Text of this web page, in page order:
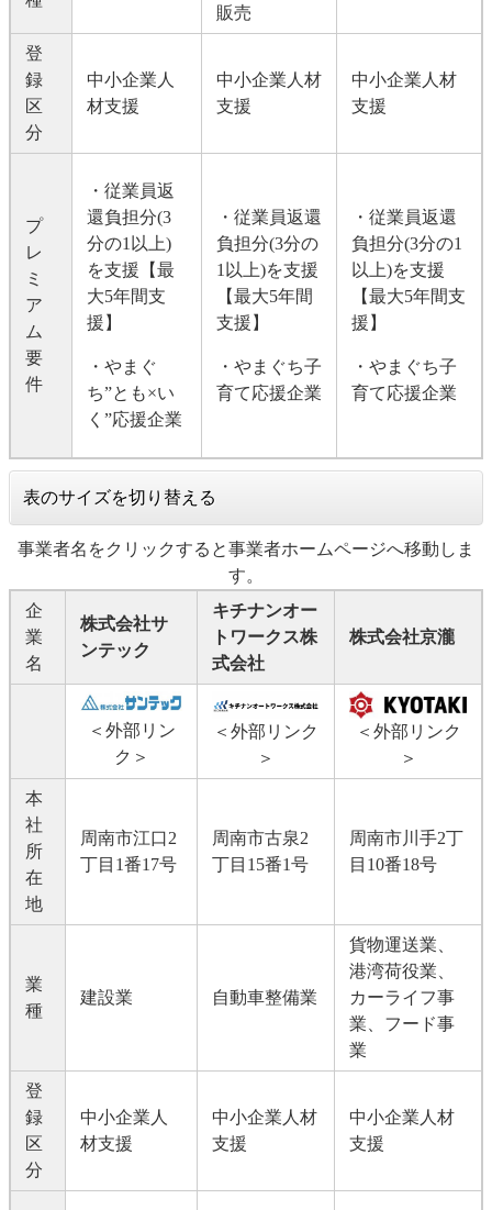
販売
登
録
区
分
中小企業人
材支援
中小企業人材
支援
​​中小企業人材
支援
プ
レ
ミ
ア
ム
要
件
・従業員返
還負担分(3
分の1以上)
を支援【最
大5年間支
援】
・やまぐ
ち”とも×い
く”応援企業
・従業員返還
負担分(3分の
1以上)を支援
【最大5年間
支援】
・やまぐち子
育て応援企業
・従業員返還
負担分(3分の1
以上)を支援
【最大5年間支
援】
・やまぐち子
育て応援企業
表のサイズを切り替える
事業者名をクリックすると事業者ホームページへ移動しま
す。
企
業
名
株式会社サ
ンテック
キチナンオー
トワークス株
式会社
株式会社京瀧
＜外部リン
ク＞
＜外部リンク
＞
＜外部リンク
＞
本
社
所
在
地
周南市江口2
丁目1番17号
周南市古泉2
丁目15番1号
周南市川手2丁
目10番18号
業
種
建設業 自動車整備業
貨物運送業、
港湾荷役業、
カーライフ事
業、フード事
業
登
録
区
分
中小企業人
材支援
中小企業人材
支援
​​中小企業人材
支援